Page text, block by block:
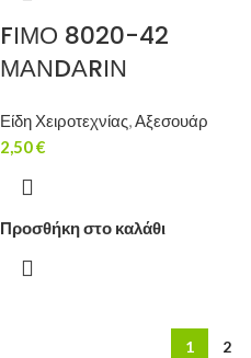
FΙΜΟ 8020-42
ΜΑΝDΑRΙΝ
Είδη Χειροτεχνίας,Αξεσουάρ
2,50€
Προσθήκη στο καλάθι
1 2